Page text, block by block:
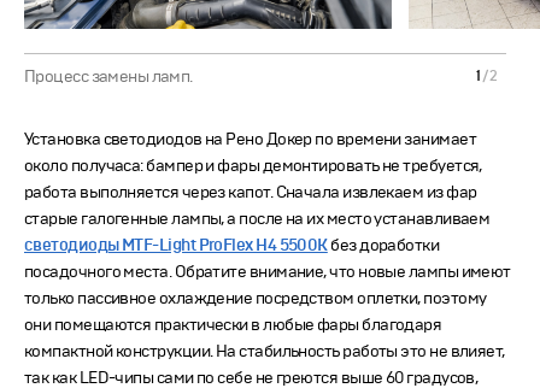
1 /2
Процесс замены ламп.
Установка светодиодов на Рено Докер по времени занимает
около получаса: бампер и фары демонтировать не требуется,
работа выполняется через капот. Сначала извлекаем из фар
старые галогенные лампы, а после на их место устанавливаем
светодиоды MTF-Light ProFlex H4 5500Kбез доработки
посадочного места. Обратите внимание, что новые лампы имеют
только пассивное охлаждение посредством оплетки, поэтому
они помещаются практически в любые фары благодаря
компактной конструкции. На стабильность работы это не влияет,
так как LED-чипы сами по себе не греются выше 60 градусов,